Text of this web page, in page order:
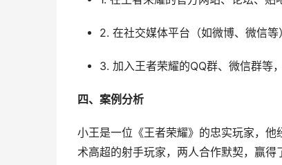
2. 在社交媒体平台（如微博、微信等
3. 加入王者荣耀的QQ群、微信群等
四、案例分析
小王是一位《王者荣耀》的忠实玩家，
术高超的射手玩家，两人合作默契，赢得